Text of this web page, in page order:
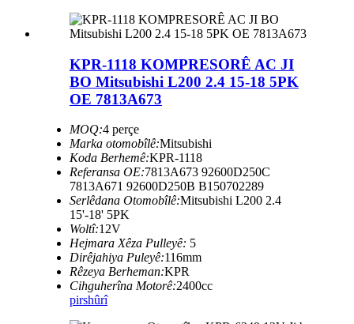
KPR-1118 KOMPRESORÊ AC JI
BO Mitsubishi L200 2.4 15-18 5PK
OE 7813A673
MOQ:4 perçe
Marka otomobîlê:Mitsubishi
Koda Berhemê:KPR-1118
Referansa OE:7813A673 92600D250C
7813A671 92600D250B B150702289
Serlêdana Otomobîlê:Mitsubishi L200 2.4
15'-18' 5PK
Woltî:12V
Hejmara Xêza Pulleyê: 5
Dirêjahiya Puleyê:116mm
Rêzeya Berheman:KPR
Cihguherîna Motorê:2400cc
pirshûrî